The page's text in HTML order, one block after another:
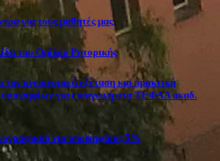
για τους μαθητές μας
του Ομίλου Ρητορικής
την υγειονομική εξέταση και πρακτική
υποψηφίων για εισαγωγή στα ΤΕΦΑΑ ακαδ.
για υποψηφίους 5%